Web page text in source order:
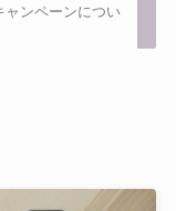
ャンペーンについ